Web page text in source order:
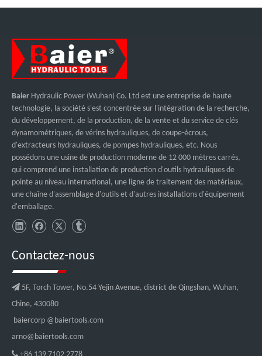
Baier Hydraulic Power (Wuhan) Co. Ltd est une entreprise de haute
technologie, la société s'est concentrée sur l'intégration de la recherche,
du développement, de la production, de la vente et du service de clés
dynamométriques, de vérins hydrauliques, de coupe-écrous,
d'extracteurs hydrauliques, de pompes hydrauliques, etc. Nous
possédons une usine de production moderne de 12 000 mètres carrés,
qui comprend une installation de production d'outils hydrauliques de
pointe au niveau international, une ligne de traitement des matériaux,
une chaîne d'assemblage d'outils et d'autres installations d'équipement
d'emballage.
Contactez-nous
 5F, Torch Tower, No.54 Yejin Avenue, district de Qingshan, Wuhan,
Chine, 430080
baiercorp @baiertools.com
arno@baiertools.com
